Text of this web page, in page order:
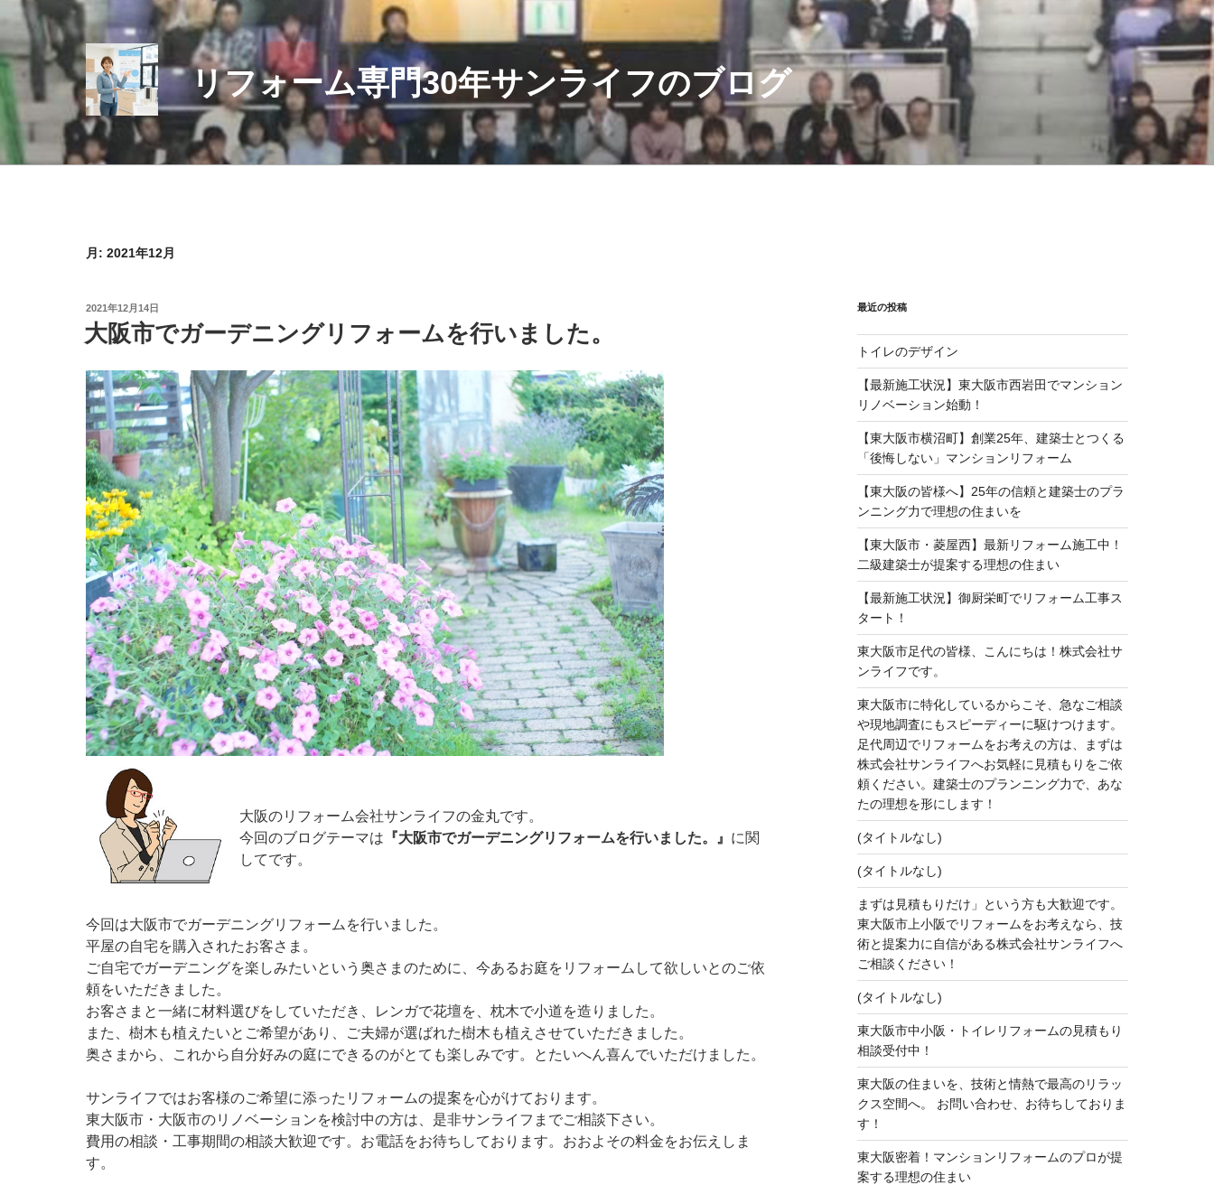
テ
ツ
キ
リフォーム専門30年サンライフのブログ
月: 2021年12月
投
稿
日:
2021年12月14日
大阪市でガーデニングリフォームを行いました。
大阪のリフォーム会社サンライフの金丸です。
今回のブログテーマは 『大阪市でガーデニングリフォームを行いました。』 に関
してです。
今回は大阪市でガーデニングリフォームを行いました。
平屋の自宅を購入されたお客さま。
ご自宅でガーデニングを楽しみたいという奥さまのために、今あるお庭をリフォームして欲しいとのご依
頼をいただきました。
お客さまと一緒に材料選びをしていただき、レンガで花壇を、枕木で小道を造りました。
また、樹木も植えたいとご希望があり、ご夫婦が選ばれた樹木も植えさせていただきました。
奥さまから、これから自分好みの庭にできるのがとても楽しみです。とたいへん喜んでいただけました。
サンライフではお客様のご希望に添ったリフォームの提案を心がけております。
東大阪市・大阪市のリノベーションを検討中の方は、是非サンライフまでご相談下さい。
費用の相談・工事期間の相談大歓迎です。お電話をお待ちしております。おおよその料金をお伝えしま
す。
最近の投稿
トイレのデザイン
【最新施工状況】東大阪市西岩田でマンション
リノベーション始動！
【東大阪市横沼町】創業25年、建築士とつくる
「後悔しない」マンションリフォーム
【東大阪の皆様へ】25年の信頼と建築士のプラ
ンニング力で理想の住まいを
【東大阪市・菱屋西】最新リフォーム施工中！
二級建築士が提案する理想の住まい
【最新施工状況】御厨栄町でリフォーム工事ス
タート！
東大阪市足代の皆様、こんにちは！株式会社サ
ンライフです。
東大阪市に特化しているからこそ、急なご相談
や現地調査にもスピーディーに駆けつけます。
足代周辺でリフォームをお考えの方は、まずは
株式会社サンライフへお気軽に見積もりをご依
頼ください。建築士のプランニング力で、あな
たの理想を形にします！
(タイトルなし)
(タイトルなし)
まずは見積もりだけ」という方も大歓迎です。
東大阪市上小阪でリフォームをお考えなら、技
術と提案力に自信がある株式会社サンライフへ
ご相談ください！
(タイトルなし)
東大阪市中小阪・トイレリフォームの見積もり
相談受付中！
東大阪の住まいを、技術と情熱で最高のリラッ
クス空間へ。 お問い合わせ、お待ちしておりま
す！
東大阪密着！マンションリフォームのプロが提
案する理想の住まい